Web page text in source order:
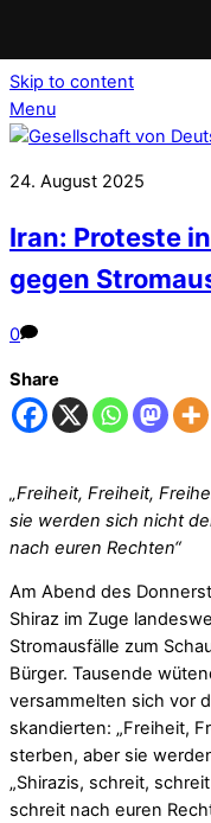
Skip to content
Menu
24. August 2025
Iran: Proteste
gegen
0
Share
„Freiheit, Freiheit,
sie werden sich nicht
nach euren Rechten“
Am Abend des
Shiraz im Zuge
Stromausfälle zum
Bürger. Tausende
versammelten sich vor
skandierten: „Freiheit,
sterben, aber sie
„Shirazis, schreit,
schreit nach euren